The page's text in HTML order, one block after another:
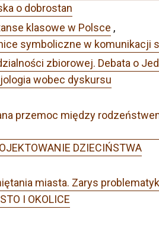
o dobrostan
klasowe w Polsce ,
symboliczne w komunikacji
zbiorowej. Debata o
wobec dyskursu
przemoc między
DZIECIŃSTWA
miasta. Zarys
I OKOLICE